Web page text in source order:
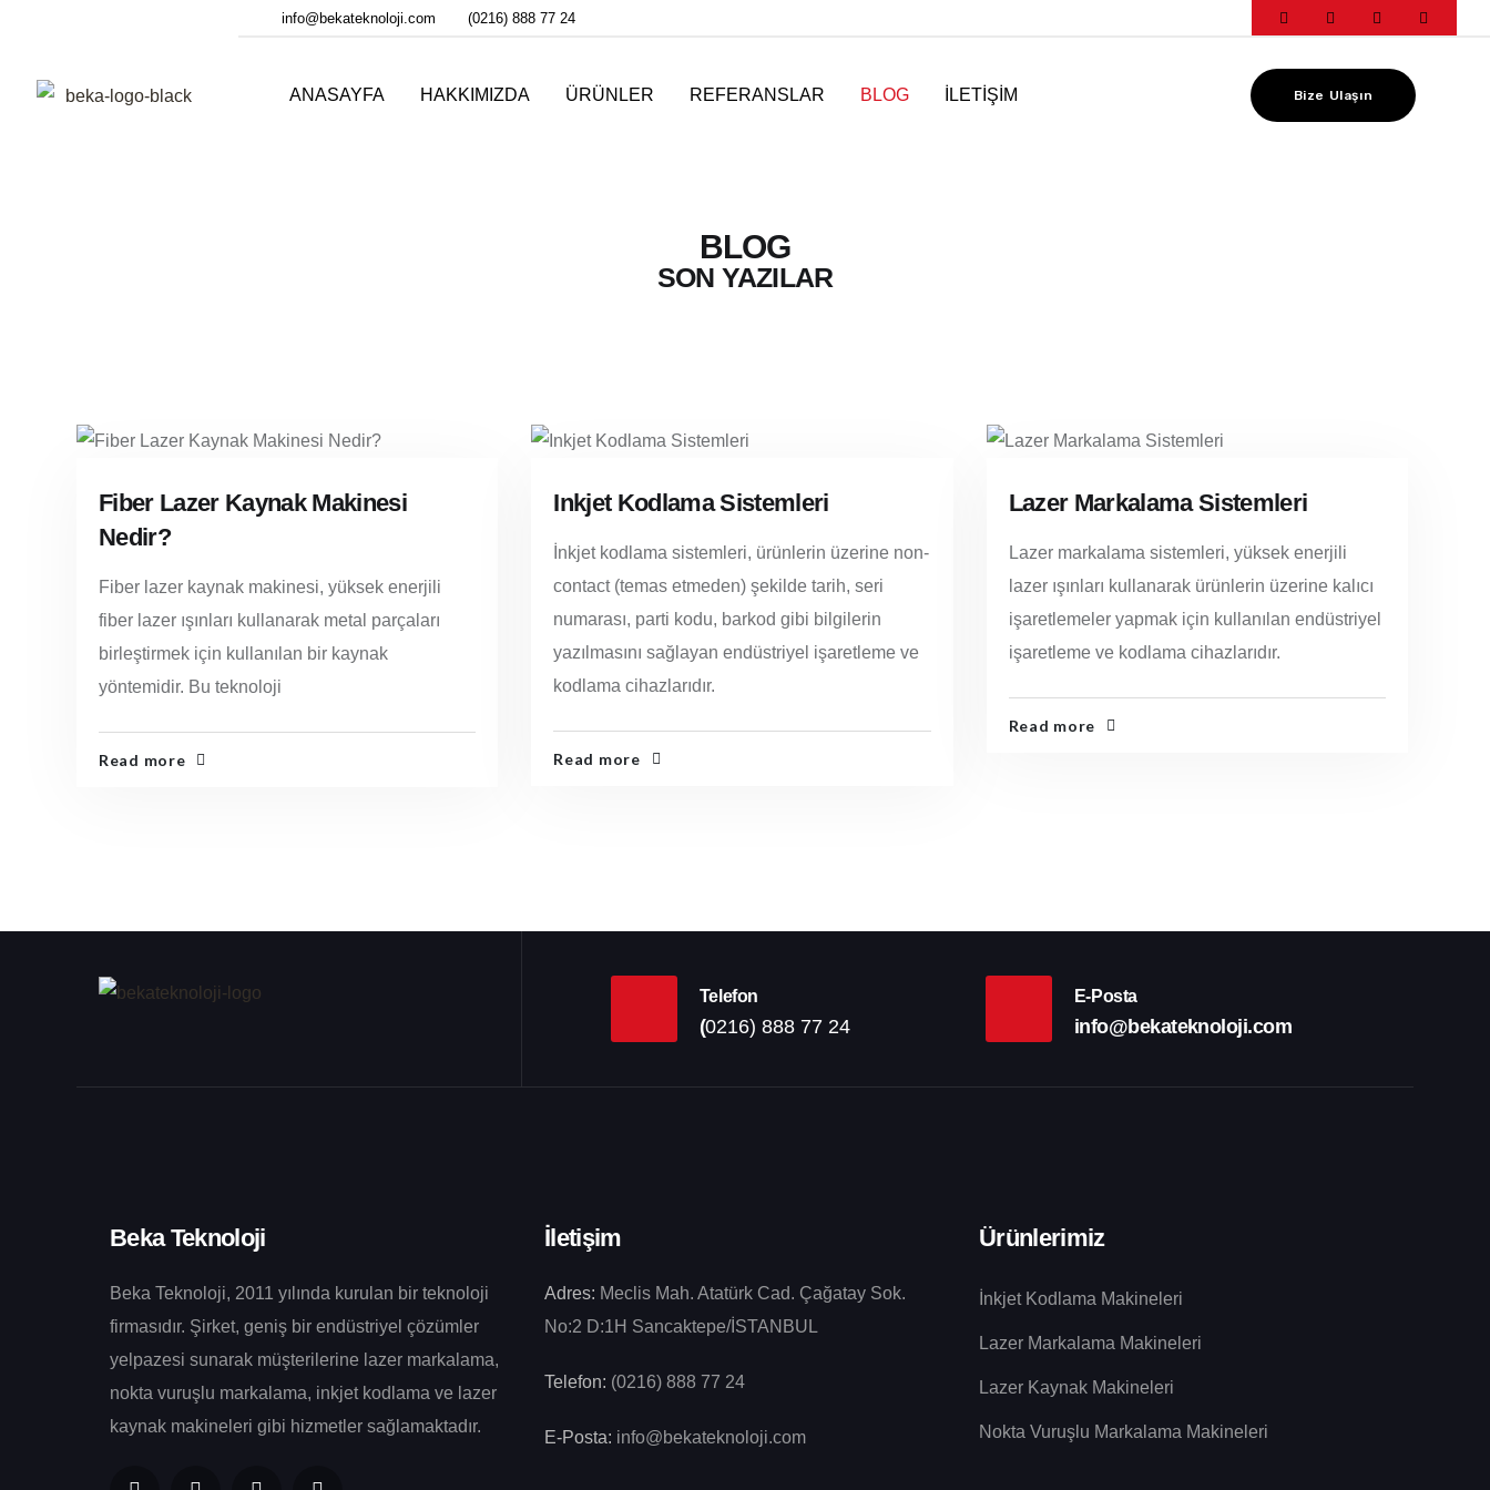
info@bekateknoloji.com (0216) 888 77 24
ANASAYFA HAKKIMIZDA ÜRÜNLER REFERANSLAR BLOG İLETIŞIM Bize Ulaşın
BLOG
SON YAZILAR
Fiber Lazer Kaynak Makinesi
Nedir?
Fiber lazer kaynak makinesi, yüksek enerjili
fiber lazer ışınları kullanarak metal parçaları
birleştirmek için kullanılan bir kaynak
yöntemidir. Bu teknoloji
Read more
Inkjet Kodlama Sistemleri
İnkjet kodlama sistemleri, ürünlerin üzerine non-
contact (temas etmeden) şekilde tarih, seri
numarası, parti kodu, barkod gibi bilgilerin
yazılmasını sağlayan endüstriyel işaretleme ve
kodlama cihazlarıdır.
Read more
Lazer Markalama Sistemleri
Lazer markalama sistemleri, yüksek enerjili
lazer ışınları kullanarak ürünlerin üzerine kalıcı
işaretlemeler yapmak için kullanılan endüstriyel
işaretleme ve kodlama cihazlarıdır.
Read more
Telefon
(0216) 888 77 24
E-Posta
info@bekateknoloji.com
Beka Teknoloji
Beka Teknoloji, 2011 yılında kurulan bir teknoloji
firmasıdır. Şirket, geniş bir endüstriyel çözümler
yelpazesi sunarak müşterilerine lazer markalama,
nokta vuruşlu markalama, inkjet kodlama ve lazer
kaynak makineleri gibi hizmetler sağlamaktadır.
İletişim
Adres: Meclis Mah. Atatürk Cad. Çağatay Sok.
No:2 D:1H Sancaktepe/İSTANBUL
Telefon: (0216) 888 77 24
E-Posta: info@bekateknoloji.com
Ürünlerimiz
İnkjet Kodlama Makineleri
Lazer Markalama Makineleri
Lazer Kaynak Makineleri
Nokta Vuruşlu Markalama Makineleri